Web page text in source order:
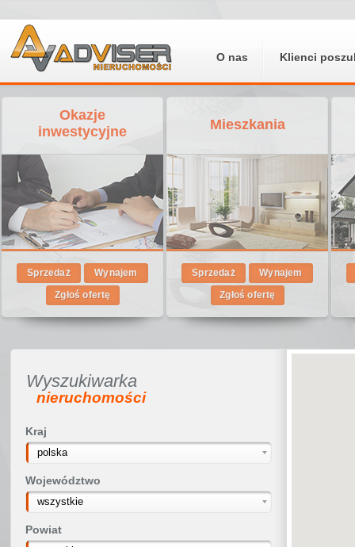
O nas Klienci
Okazje
inwestycyjne
Sprzedaż
Wynajem
Zgłoś ofertę
Mieszkania
Sprzedaż
Wynajem
Zgłoś ofertę
Wyszukiwarka
nieruchomości
Kraj
polska
Województwo
wszystkie
Powiat